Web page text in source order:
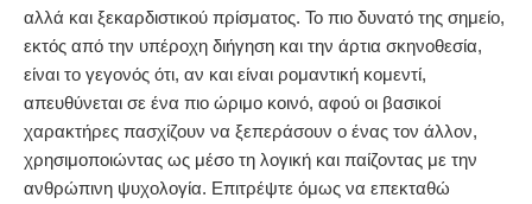
αλλά και ξεκαρδιστικού πρίσματος. Το πιο δυνατό της σημείο,
εκτός από την υπέροχη διήγηση και την άρτια σκηνοθεσία,
είναι το γεγονός ότι, αν και είναι ρομαντική κομεντί,
απευθύνεται σε ένα πιο ώριμο κοινό, αφού οι βασικοί
χαρακτήρες πασχίζουν να ξεπεράσουν ο ένας τον άλλον,
χρησιμοποιώντας ως μέσο τη λογική και παίζοντας με την
ανθρώπινη ψυχολογία. Επιτρέψτε όμως να επεκταθώ